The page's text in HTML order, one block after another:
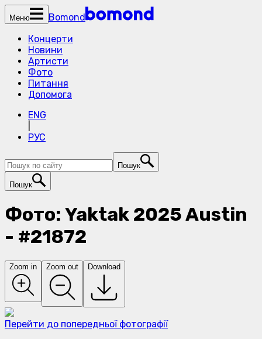
Меню
Bomond
Концерти
Новини
Артисти
Фото
Питання
Допомога
ENG
РУС
Пошук
Пошук
Фото: Yaktak 2025 Austin
- #21872
Zoom in Zoom out Download
Перейти до попередньої фотографії